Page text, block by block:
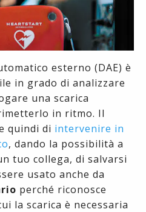
esterno (DAE) è
in grado di analizzare
una scarica
in ritmo. Il
quindi di intervenire in
, dando la possibilità a
tuo collega, di salvarsi
usato anche da
perché riconosce
la scarica è necessaria